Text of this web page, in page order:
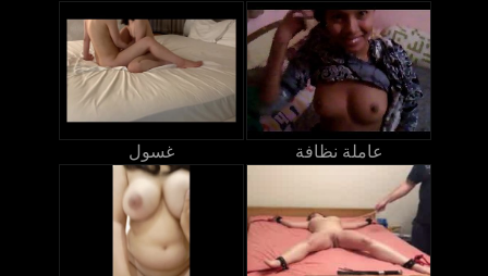
غسول عاملة نظافة